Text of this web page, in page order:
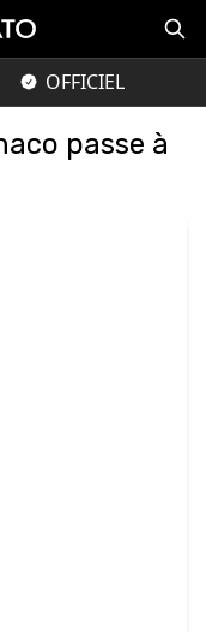
OFFICIEL
passe à